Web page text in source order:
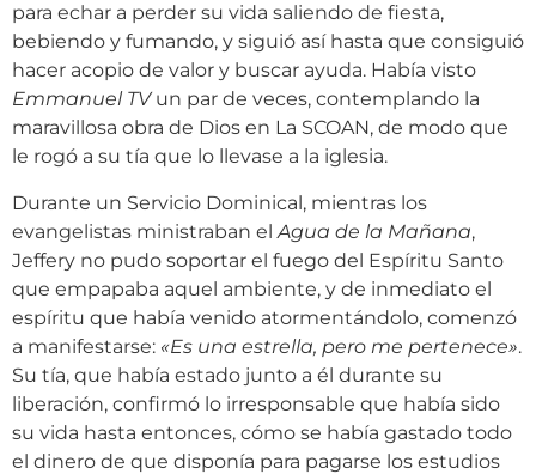
para echar a perder su vida saliendo de fiesta,
bebiendo y fumando, y siguió así hasta que consiguió
hacer acopio de valor y buscar ayuda. Había visto
Emmanuel TVun par de veces, contemplando la
maravillosa obra de Dios en La SCOAN, de modo que
le rogó a su tía que lo llevase a la iglesia.
Durante un Servicio Dominical, mientras los
evangelistas ministraban el Agua de la Mañana,
Jeffery no pudo soportar el fuego del Espíritu Santo
que empapaba aquel ambiente, y de inmediato el
espíritu que había venido atormentándolo, comenzó
a manifestarse: «Es una estrella, pero me pertenece».
Su tía, que había estado junto a él durante su
liberación, confirmó lo irresponsable que había sido
su vida hasta entonces, cómo se había gastado todo
el dinero de que disponía para pagarse los estudios